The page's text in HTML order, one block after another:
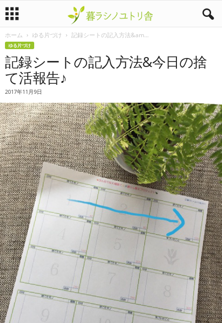
暮
ラ
ノ
ユ
ト
リ
舎
ホーム ゆる片づけ 記録シートの記入方法&am...
ゆる片づけ
記録シートの記入方法&今日の捨
て活報告♪
2017年11月9日